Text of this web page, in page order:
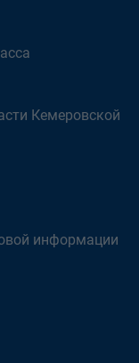
Кемеровской
информации